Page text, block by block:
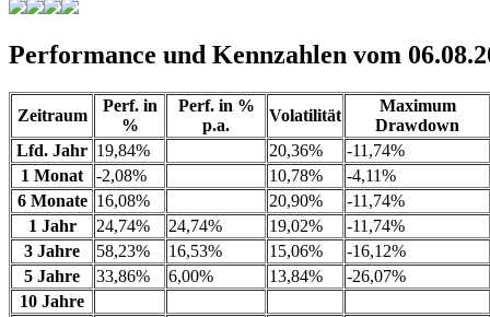
Performance und Kennzahlen vom
Zeitraum
Perf. in
%
Perf. in %
p.a.
Volatilität
Maximum
Drawdown
Lfd. Jahr 19,84% 20,36%
-11,74%
1 Monat
-2,08% 10,78%
-4,11%
6 Monate 16,08% 20,90%
-11,74%
1 Jahr
24,74% 24,74% 19,02%
-11,74%
3 Jahre
58,23% 16,53% 15,06%
-16,12%
5 Jahre
33,86% 6,00% 13,84%
-26,07%
10 Jahre